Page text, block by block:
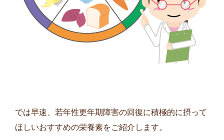
では早速、若年性更年期障害の回復に積極的に摂って
ほしいおすすめの栄養素をご紹介します。